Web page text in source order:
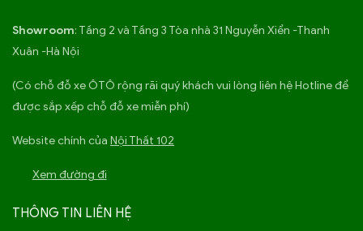
Showroom: Tầng 2 và Tầng 3 Tòa nhà 31 Nguyễn Xiển -Thanh
Xuân -Hà Nội
(Có chỗ đỗ xe ÔTÔ rộng rãi quý khách vui lòng liên hệ Hotline để
được sắp xếp chỗ đỗ xe miễn phí)
Website chính của Nội Thất 102
Xem đường đi
THÔNG TIN LIÊN HỆ